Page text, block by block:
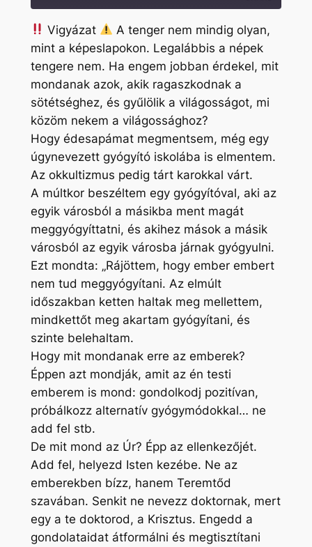
seconds
SHARE
LINK
EMBED
Vigyázat
A tenger nem mindig olyan,
mint a képeslapokon. Legalábbis a népek
tengere nem. Ha engem jobban érdekel, mit
mondanak azok, akik ragaszkodnak a
sötétséghez, és gyűlölik a világosságot, mi
közöm nekem a világossághoz?
Hogy édesapámat megmentsem, még egy
úgynevezett gyógyító iskolába is elmentem.
Az okkultizmus pedig tárt karokkal várt.
A múltkor beszéltem egy gyógyítóval, aki az
egyik városból a másikba ment magát
meggyógyíttatni, és akihez mások a másik
városból az egyik városba járnak gyógyulni.
Ezt mondta: „Rájöttem, hogy ember embert
nem tud meggyógyítani. Az elmúlt
időszakban ketten haltak meg mellettem,
mindkettőt meg akartam gyógyítani, és
szinte belehaltam.
Hogy mit mondanak erre az emberek?
Éppen azt mondják, amit az én testi
emberem is mond: gondolkodj pozitívan,
próbálkozz alternatív gyógymódokkal… ne
add fel stb.
De mit mond az Úr? Épp az ellenkezőjét.
Add fel, helyezd Isten kezébe. Ne az
emberekben bízz, hanem Teremtőd
szavában. Senkit ne nevezz doktornak, mert
egy a te doktorod, a Krisztus. Engedd a
gondolataidat átformálni és megtisztítani